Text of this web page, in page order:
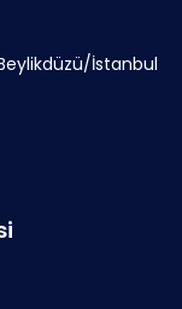
Beylikdüzü/İstanbul